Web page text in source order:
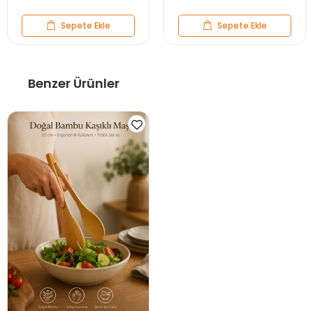
Sepete Ekle Sepete Ekle
Benzer Ürünler